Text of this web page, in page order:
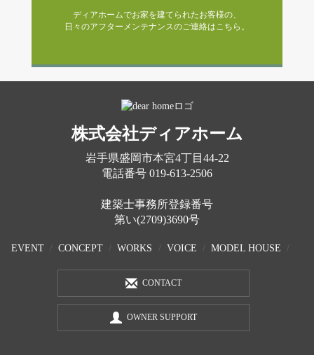
ディアホームでお家を建てられたお客様の、
日々のアフターメンテナンスのご連絡はこちら。
株式会社ディアホーム
岩手県盛岡市本宮4丁目44-22
電話番号 019-613-2506
建築士事務所登録番号
第い(2709)3690号
EVENT CONCEPT WORKS VOICE MODEL HOUSE
CONTACT
OWNER SUPPORT